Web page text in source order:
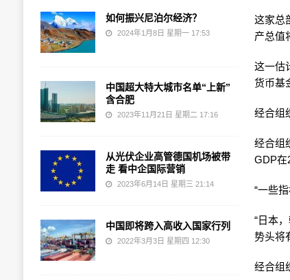
这家总
产总值
这一估
货币基
经合组
经合组
GDP在
“一些
“日本
势头将
经合组
如何振兴尼泊尔经济？
2024年1月8日 星期一 17:53
中国超大特大城市名单“上新”
含合肥
2023年11月21日 星期二 17:16
从光伏企业高管德国机场被带
走 看中企国际营销
2023年6月14日 星期三 21:14
中国即将跨入高收入国家行列
2022年3月3日 星期四 12:30